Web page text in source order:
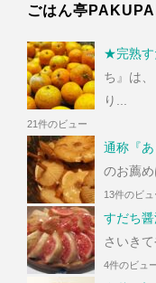
ごはん亭
★完熟す
ち』は
り...
21件のビュー
通称『あ
のお薦め
13件のビュ
すだち醤
さいき
4件のビュ